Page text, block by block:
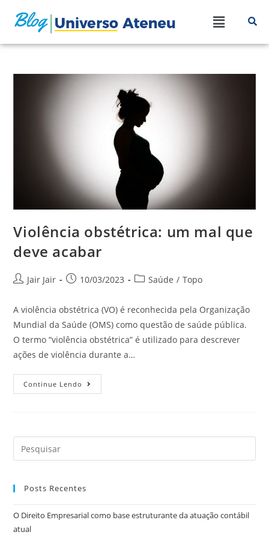
Violência obstétrica: um mal que
deve acabar
Jair Jair 10/03/2023 Saúde / Topo
A violência obstétrica (VO) é reconhecida pela Organização
Mundial da Saúde (OMS) como questão de saúde pública.
O termo “violência obstétrica” é utilizado para descrever
ações de violência durante a…
Continue Lendo
Posts Recentes
O Direito Empresarial como base estruturante da atuação contábil
atual